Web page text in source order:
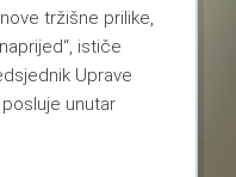
tržišne prilike,
ističe
Uprave
unutar